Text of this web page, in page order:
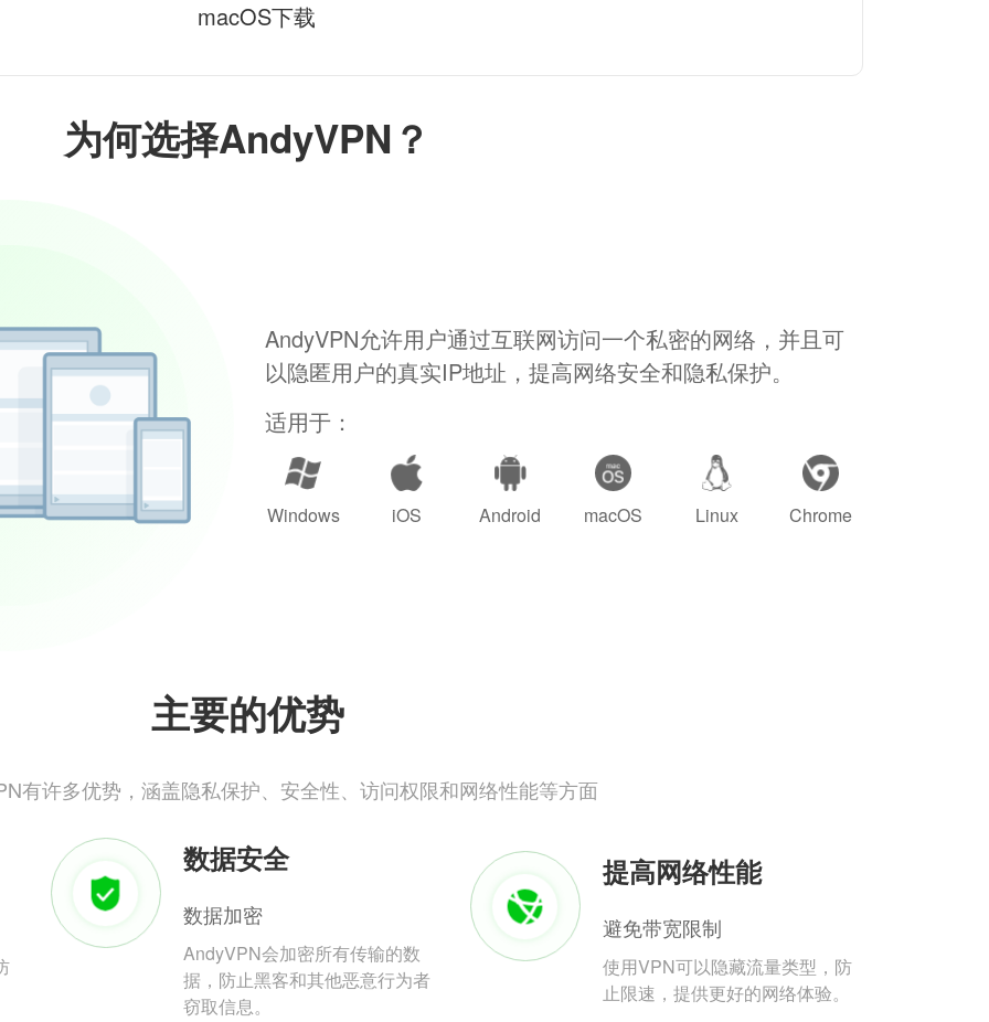
为何选择AndyVPN？
AndyVPN允许用户通过互联网访问一个私密的网络，并且可
以隐匿用户的真实IP地址，提高网络安全和隐私保护。
适用于：
Windows iOS Android macOS Linux Chrome
主要的优势
有许多优势，涵盖隐私保护、安全性、访问权限和网络性能等方面
数据安全
数据加密
AndyVPN会加密所有传输的数
据，防止黑客和其他恶意行为者
窃取信息。
提高网络性能
避免带宽限制
使用VPN可以隐藏流量类型，防
止限速，提供更好的网络体验。
macOS下载